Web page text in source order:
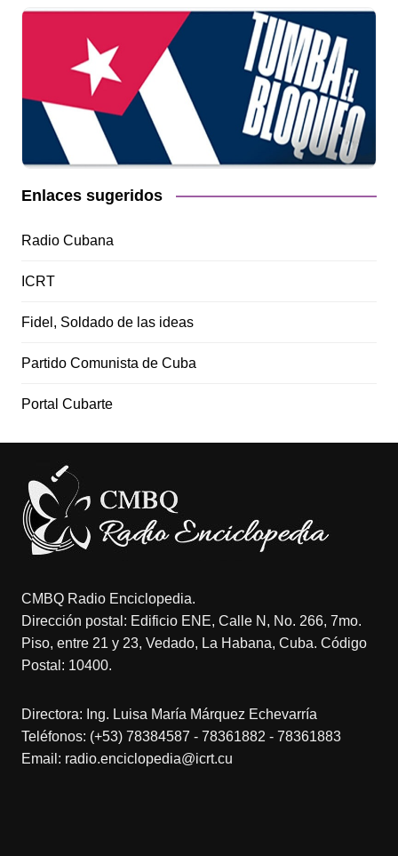
Enlaces sugeridos
Radio Cubana
ICRT
Fidel, Soldado de las ideas
Partido Comunista de Cuba
Portal Cubarte
CMBQ Radio Enciclopedia.
Dirección postal: Edificio ENE, Calle N, No. 266, 7mo.
Piso, entre 21 y 23, Vedado, La Habana, Cuba. Código
Postal: 10400.
Directora: Ing. Luisa María Márquez Echevarría
Teléfonos: (+53) 78384587 - 78361882 - 78361883
Email: radio.enciclopedia@icrt.cu